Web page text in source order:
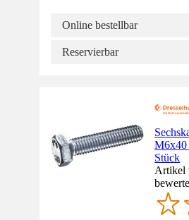
Online bestellbar
Reservierbar
M6x40
Stück
Artikel